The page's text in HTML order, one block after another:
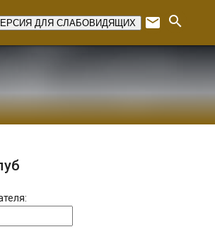
ДЛЯ СЛАБОВИДЯЩИХ email search